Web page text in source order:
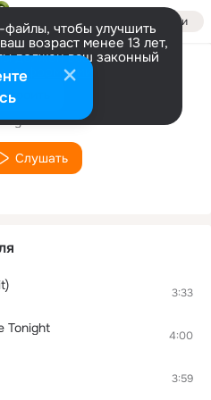
Войти
чтобы улучшить
возраст менее 13 лет,
должен ваш законный
информации
forever
Слушать
3:33
Tonight 4:00
3:59